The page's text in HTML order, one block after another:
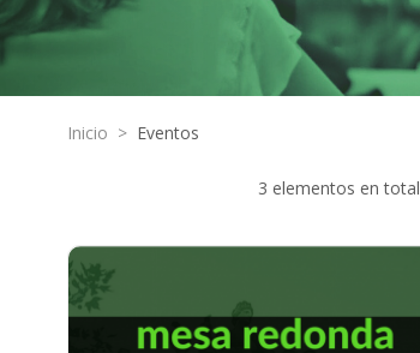
Inicio > Eventos
3 elementos en